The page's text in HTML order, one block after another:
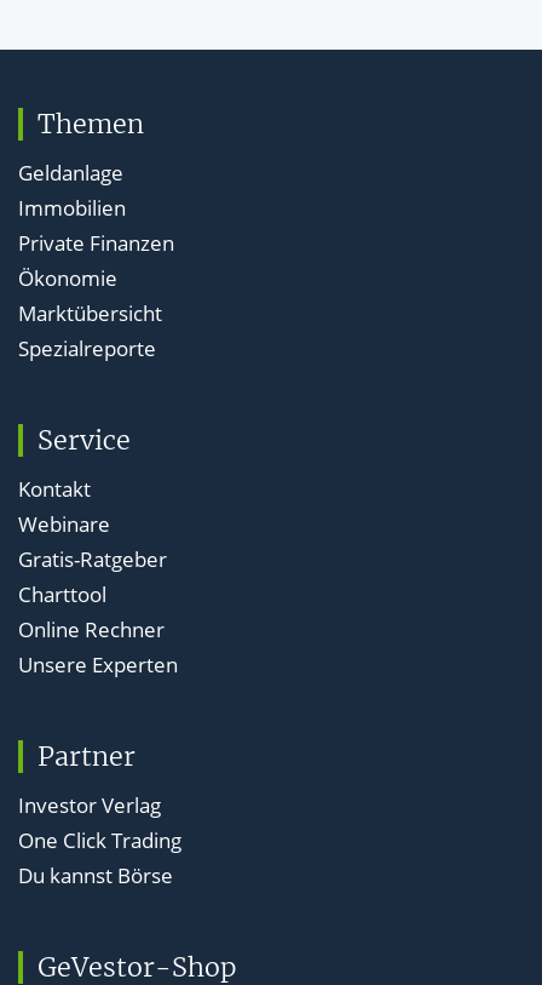
Themen
Geldanlage
Immobilien
Private Finanzen
Ökonomie
Marktübersicht
Spezialreporte
Service
Kontakt
Webinare
Gratis-Ratgeber
Charttool
Online Rechner
Unsere Experten
Partner
Investor Verlag
One Click Trading
Du kannst Börse
GeVestor-Shop